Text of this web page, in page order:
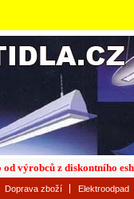
Doprava zboží Elektroodpad
výrobců z diskontního